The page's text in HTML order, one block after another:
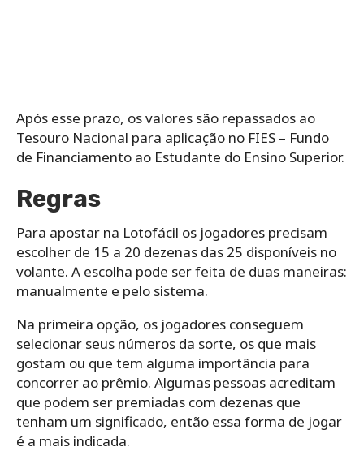
Após esse prazo, os valores são repassados ao
Tesouro Nacional para aplicação no FIES – Fundo
de Financiamento ao Estudante do Ensino Superior.
Regras
Para apostar na Lotofácil os jogadores precisam
escolher de 15 a 20 dezenas das 25 disponíveis no
volante. A escolha pode ser feita de duas maneiras:
manualmente e pelo sistema.
Na primeira opção, os jogadores conseguem
selecionar seus números da sorte, os que mais
gostam ou que tem alguma importância para
concorrer ao prêmio. Algumas pessoas acreditam
que podem ser premiadas com dezenas que
tenham um significado, então essa forma de jogar
é a mais indicada.